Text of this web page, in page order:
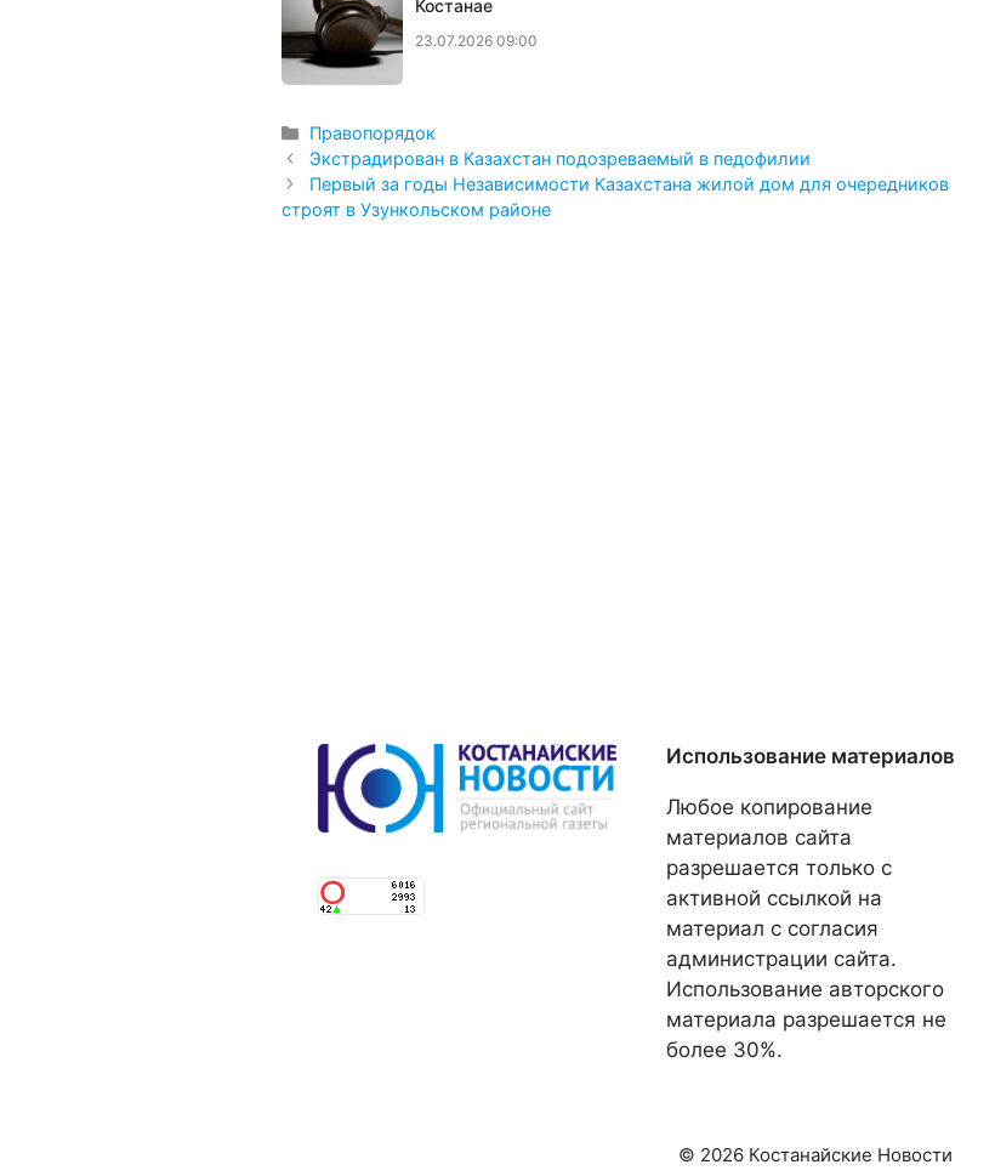
Костанае
23.07.2026 09:00
Рубрики
Правопорядок
Экстрадирован в Казахстан подозреваемый в педофилии
Первый за годы Независимости Казахстана жилой дом для очередников
строят в Узункольском районе
Использование материалов
Любое копирование
материалов сайта
разрешается только с
активной ссылкой на
материал с согласия
администрации сайта.
Использование авторского
материала разрешается не
более 30%.
© 2026 Костанайские Новости